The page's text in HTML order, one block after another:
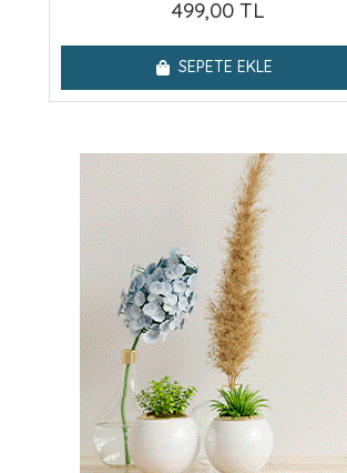
499,00 TL
SEPETE EKLE